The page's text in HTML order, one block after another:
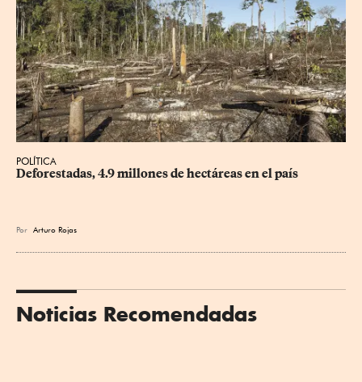
POLÍTICA
Deforestadas, 4.9 millones de hectáreas en el país
Por Arturo Rojas
Noticias Recomendadas